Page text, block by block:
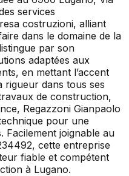
services
costruzioni, alliant
dans le domaine de la
par son
adaptées aux
en mettant l’accent
rigueur dans tous ses
de construction,
Regazzoni Gianpaolo
pour une
Facilement joignable au
cette entreprise
fiable et compétent
à Lugano.